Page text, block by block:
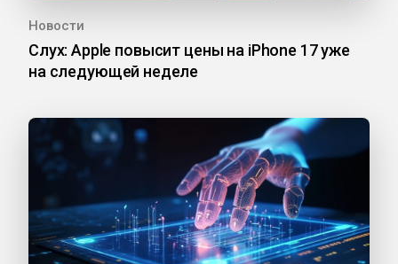
Новости
Слух: Apple повысит цены на iPhone 17 уже
на следующей неделе